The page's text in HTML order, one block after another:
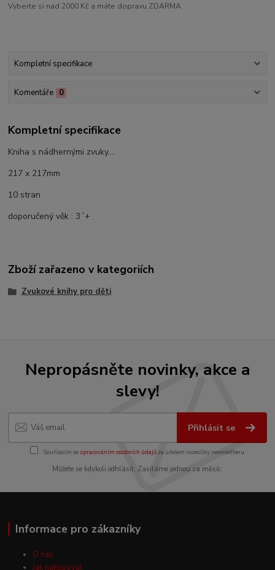
Vyberte si nad 2000 Kč a máte dopravu ZDARMA
Kompletní specifikace
Komentáře 0
Kompletní specifikace
Kniha s nádhernými zvuky....
217 x 217mm
10 stran
doporučený věk : 3´+
Zboží zařazeno v kategoriích
Zvukové knihy pro děti
Nepropásněte novinky, akce a
slevy!
Přihlásit se
Souhlasím se zpracováním osobních údajůza účelem rozesílky newsletteru.
Můžete se kdykoli odhlásit. Zasíláme jednou za měsíc.
Informace pro zákazníky
O nás
Jak nakupovat